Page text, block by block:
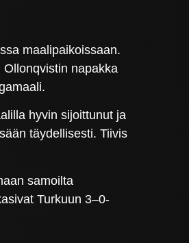
maalipaikoissaan.
napakka
hyvin sijoittunut ja
täydellisesti. Tiivis
samoilta
Turkuun 3–0-